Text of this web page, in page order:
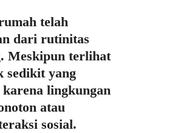
telah
dari rutinitas
Meskipun terlihat
sedikit yang
lingkungan
atau
sosial.